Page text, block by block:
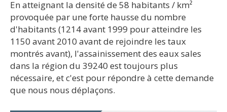
En atteignant la densité de 58 habitants / km²
provoquée par une forte hausse du nombre
d'habitants (1214 avant 1999 pour atteindre les
1150 avant 2010 avant de rejoindre les taux
montrés avant), l'assainissement des eaux sales
dans la région du 39240 est toujours plus
nécessaire, et c'est pour répondre à cette demande
que nous nous déplaçons.